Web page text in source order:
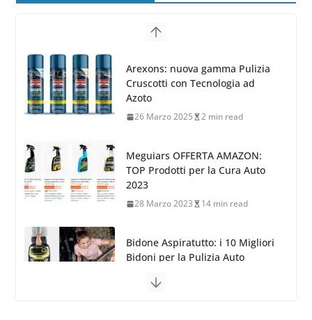
peggiorano davvero comfort,
Azoto
26 Marzo 2025 2 min read
2023
28 Marzo 2023
6 Maggio 2022 3 min read
MTM PF22.2: La Migliore Foam